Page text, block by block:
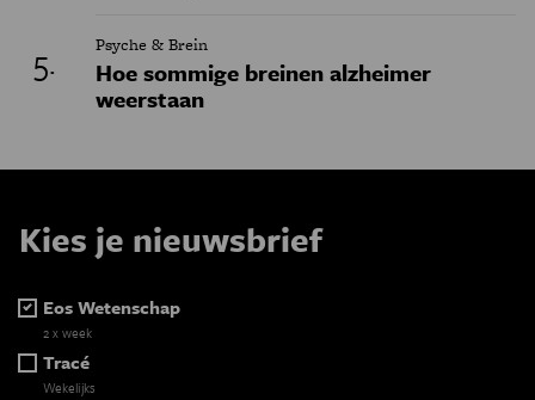
Psyche & Brein
Hoe sommige breinen alzheimer
weerstaan
Kies je nieuwsbrief
Eos Wetenschap
2 x week
Tracé
Wekelijks